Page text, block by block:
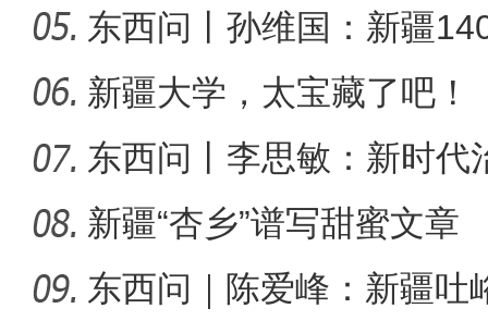
【与你为邻】吉尔吉斯斯坦
东西问丨孙维国：新疆
了什么？
新疆大学，太宝藏了吧！
东西问丨李思敏：新时代
新疆“杏乡”谱写甜蜜文章
东西问｜陈爱峰：新疆吐